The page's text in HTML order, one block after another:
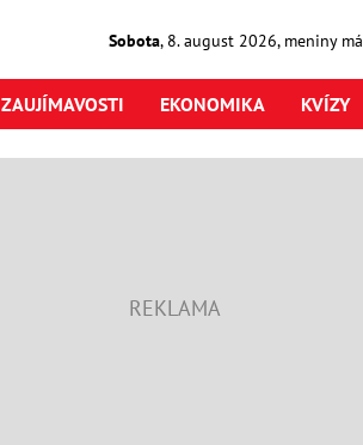
Sobota, 8. august2026, meniny má
ZAUJÍMAVOSTI EKONOMIKA KVÍZY